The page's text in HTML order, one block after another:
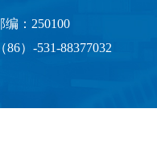
：250100
）-531-88377032